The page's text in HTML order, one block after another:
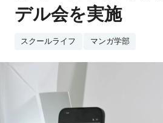
デル会を実施
スクールライフ マンガ学部